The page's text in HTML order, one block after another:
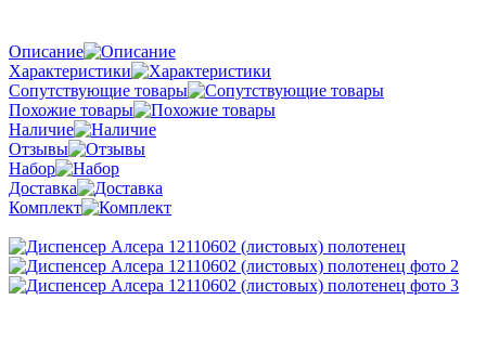
Описание
Характеристики
Сопутствующие товары
Похожие товары
Наличие
Отзывы
Набор
Доставка
Комплект